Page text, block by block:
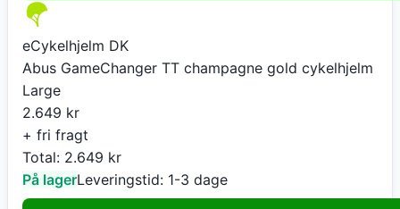
eCykelhjelm DK
Abus GameChanger TT champagne gold cykelhjelm
Large
2.649 kr
+ fri fragt
Total: 2.649 kr
På lagerLeveringstid: 1-3 dage